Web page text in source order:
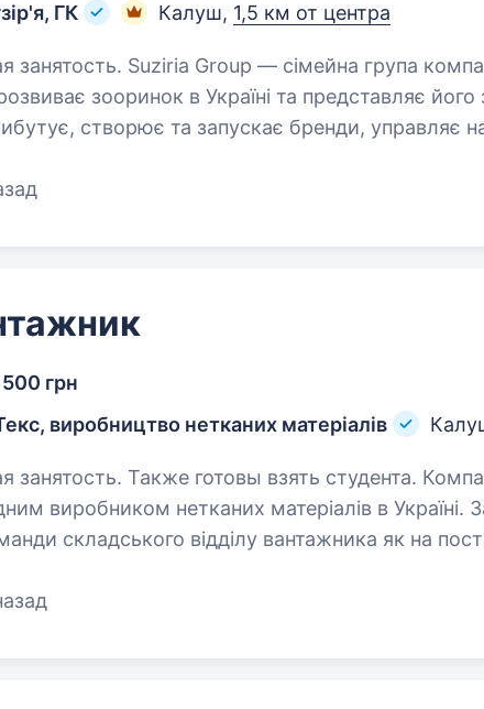
ГК Калуш, 1,5 км от центра
Group — сімейна група компаній, яка понад 33
зооринок в Україні та представляє
створює та запускає бренди, управляє
500 грн
виробництво нетканих матеріалів
Также готовы взять студента. Компанія «К.Текс» є
виробником нетканих матеріалів в Україні.
складського відділу вантажника як на